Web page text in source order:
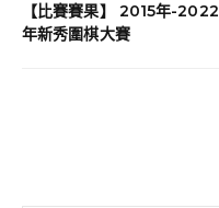
【比賽賽果】 2015年-2022
年新秀圍棋大賽